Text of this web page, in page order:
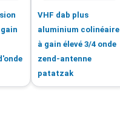
VHF dab plus
aluminium colinéaire
à gain élevé 3/4 onde
zend-antenne
patatzak